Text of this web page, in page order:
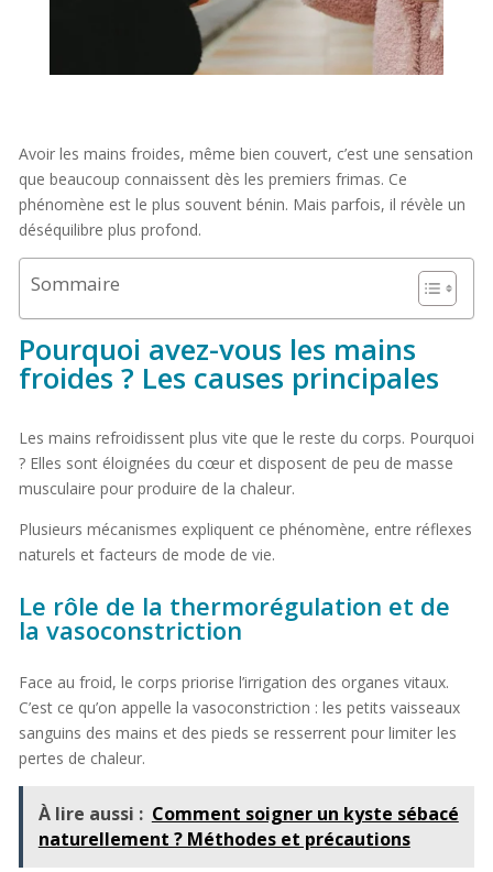
Avoir les mains froides, même bien couvert, c’est une sensation
que beaucoup connaissent dès les premiers frimas. Ce
phénomène est le plus souvent bénin. Mais parfois, il révèle un
déséquilibre plus profond.
Sommaire
Pourquoi avez-vous les mains
froides ? Les causes principales
Les mains refroidissent plus vite que le reste du corps. Pourquoi
? Elles sont éloignées du cœur et disposent de peu de masse
musculaire pour produire de la chaleur.
Plusieurs mécanismes expliquent ce phénomène, entre réflexes
naturels et facteurs de mode de vie.
Le rôle de la thermorégulation et de
la vasoconstriction
Face au froid, le corps priorise l’irrigation des organes vitaux.
C’est ce qu’on appelle la vasoconstriction : les petits vaisseaux
sanguins des mains et des pieds se resserrent pour limiter les
pertes de chaleur.
À lire aussi : Comment soigner un kyste sébacé
naturellement ? Méthodes et précautions